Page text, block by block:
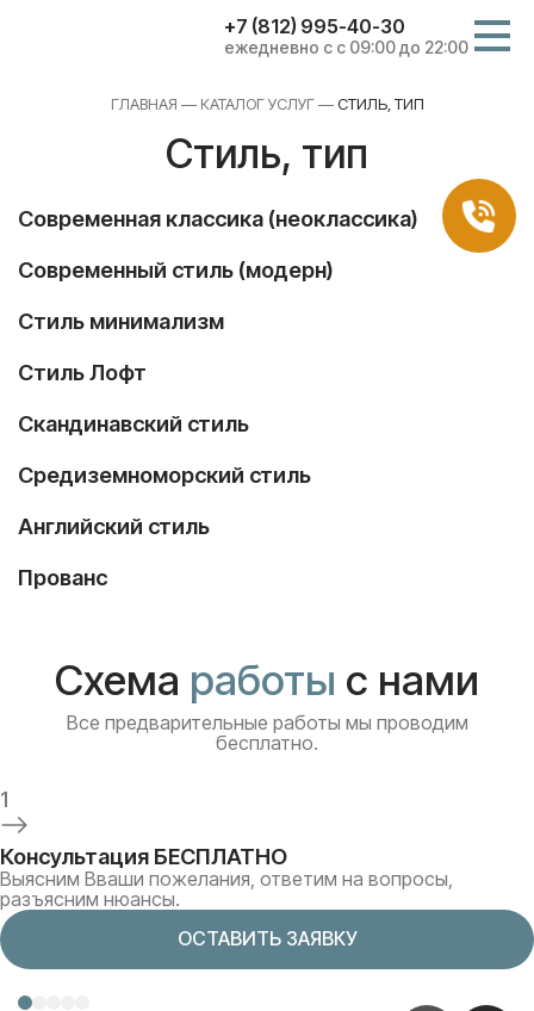
+7 (812) 995-40-30
ежедневно с с 09:00 до 22:00
ГЛАВНАЯ — КАТАЛОГ УСЛУГ—CТИЛЬ, ТИП
Cтиль, тип
Современная классика (неоклассика)
Современный стиль (модерн)
Стиль минимализм
Стиль Лофт
Скандинавский стиль
Средиземноморский стиль
Английский стиль
Прованс
Схема работы с нами
Все предварительные работы мы проводим
бесплатно.
1
Консультация БЕСПЛАТНО
Выясним Вваши пожелания, ответим на вопросы,
разъясним нюансы.
ОСТАВИТЬ ЗАЯВКУ